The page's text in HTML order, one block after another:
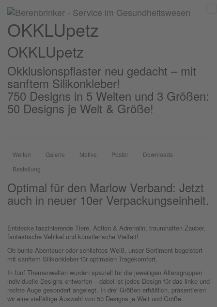
OKKLUpetz
OKKLUpetz
Okklusionspflaster neu gedacht – mit
sanftem Silikonkleber!
750 Designs in 5 Welten und 3 Größen:
50 Designs je Welt & Größe!
Welten Galerie Motive Poster
Downloads
Bestellung
Optimal für den Marlow Verband: Jetzt
auch in neuer 10er Verpackungseinheit.
Entdecke faszinierende Tiere, Action & Adrenalin, traumhaften Zauber,
fantastische Vehikel und künstlerische Vielfalt!
Ob bunte Abenteuer oder schlichtes Weiß, unser Sortiment begeistert
mit sanftem Silikonkleber für optimalen Tragekomfort.
In fünf Themenwelten wurden speziell für die jeweiligen Altersgruppen
individuelle Designs entworfen – dabei ist jedes Design für das linke und
rechte Auge gesondert angelegt. In drei Größen erhältlich, präsentieren
wir eine vielfältige Auswahl von 50 Designs je Welt und Größe.